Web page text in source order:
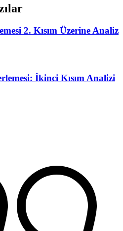
2. Kısım Üzerine Analiz
İkinci Kısım Analizi